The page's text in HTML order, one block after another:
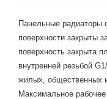
Панельные радиаторы
поверхности закрыты
поверхность закрыта
внутренней резьбой
жилых, общественных
Максимальное